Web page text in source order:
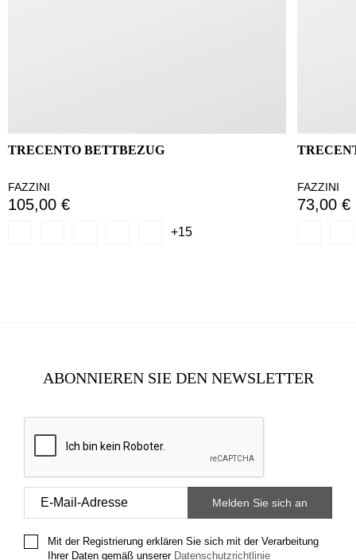
TRECENTO BETTBEZUG
FAZZINI
105,00 €
+15
FAZZINI
73,00 €
ABONNIEREN SIE DEN NEWSLETTER
Mit der Registrierung erklären Sie sich mit der Verarbeitung
Ihrer Daten gemäß unserer Datenschutzrichtlinie